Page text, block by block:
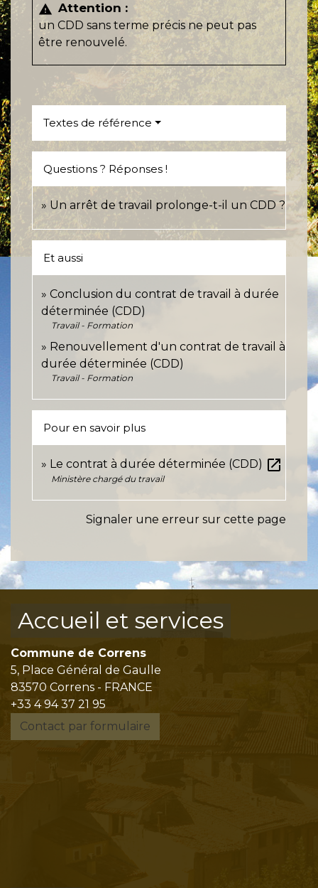
warning Attention :
un CDD sans terme précis ne peut pas
être renouvelé.
Textes de référence
Questions ? Réponses !
Un arrêt de travail prolonge-t-il un CDD ?
Et aussi
Conclusion du contrat de travail à durée
déterminée (CDD)
Travail - Formation
Renouvellement d'un contrat de travail à
durée déterminée (CDD)
Travail - Formation
Pour en savoir plus
Le contrat à durée déterminée (CDD) open_in_new
Ministère chargé du travail
Signaler une erreur sur cette page
Accueil et services
Commune de Correns
5, Place Général de Gaulle
83570 Correns - FRANCE
+33 4 94 37 21 95
Contact par formulaire